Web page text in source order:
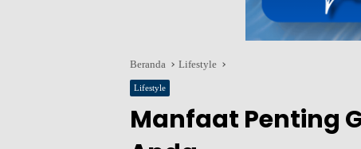
Beranda Lifestyle
Lifestyle
Manfaat Penting